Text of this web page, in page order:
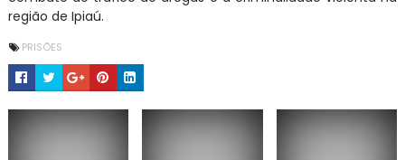
região de Ipiaú.
PRISÕES